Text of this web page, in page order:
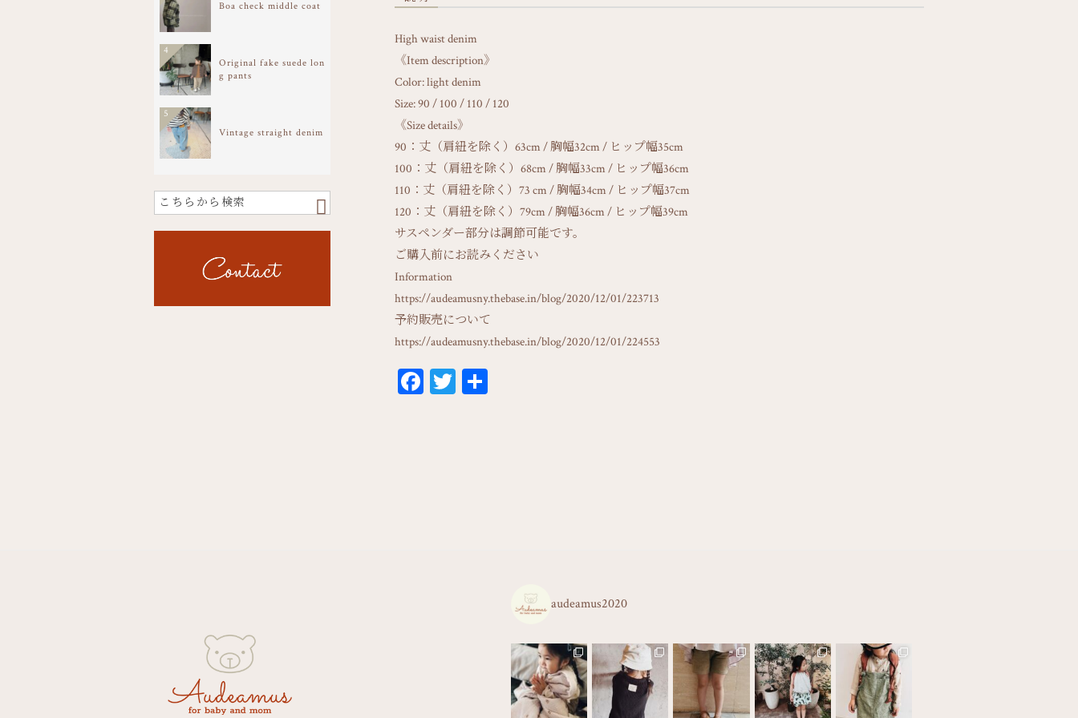
High waist denim
《Item description》
Color: light denim
Size: 90 / 100 / 110 / 120
《Size details》
90：丈（肩紐を除く）63cm / 胸幅32cm / ヒップ幅35cm
100：丈（肩紐を除く）68cm / 胸幅33cm / ヒップ幅36cm
110：丈（肩紐を除く）73 cm / 胸幅34cm / ヒップ幅37cm
120：丈（肩紐を除く）79cm / 胸幅36cm / ヒップ幅39cm
サスペンダー部分は調節可能です。
ご購入前にお読みください
Information
https://audeamusny.thebase.in/blog/2020/12/01/223713
予約販売について
https://audeamusny.thebase.in/blog/2020/12/01/224553
Fa T
Boa check middle coat
Original fake suede lon
g pants
4
Vintage straight denim
5
audeamus2020